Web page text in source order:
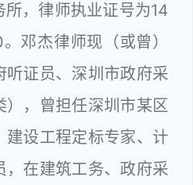
，律师执业证号为14
邓杰律师现（或曾）
听证员、深圳市政府采
），曾担任深圳市某区
建设工程定标专家、计
，在建筑工务、政府采